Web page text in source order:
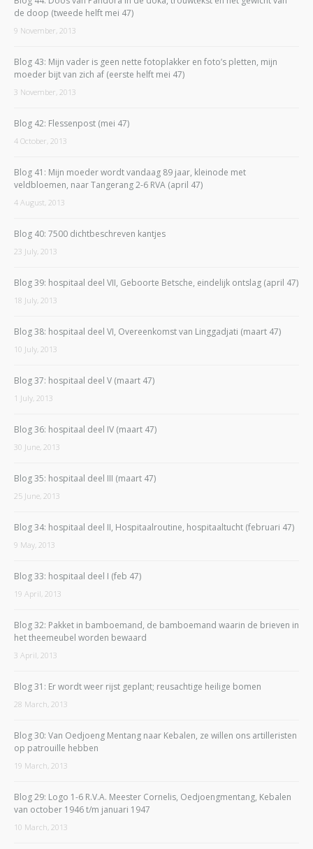
de doop (tweede helft mei 47)
9 November, 2013
Blog 43: Mijn vader is geen nette fotoplakker en foto’s pletten, mijn
moeder bijt van zich af (eerste helft mei 47)
3 November, 2013
Blog 42: Flessenpost (mei 47)
4 October, 2013
Blog 41: Mijn moeder wordt vandaag 89 jaar, kleinode met
veldbloemen, naar Tangerang 2-6 RVA (april 47)
4 August, 2013
Blog 40: 7500 dichtbeschreven kantjes
23 July, 2013
Blog 39: hospitaal deel VII, Geboorte Betsche, eindelijk ontslag (april 47)
18 July, 2013
Blog 38: hospitaal deel VI, Overeenkomst van Linggadjati (maart 47)
10 July, 2013
Blog 37: hospitaal deel V (maart 47)
1 July, 2013
Blog 36: hospitaal deel IV (maart 47)
30 June, 2013
Blog 35: hospitaal deel III (maart 47)
25 June, 2013
Blog 34: hospitaal deel II, Hospitaalroutine, hospitaaltucht (februari 47)
9 May, 2013
Blog 33: hospitaal deel I (feb 47)
19 April, 2013
Blog 32: Pakket in bamboemand, de bamboemand waarin de brieven in
het theemeubel worden bewaard
3 April, 2013
Blog 31: Er wordt weer rijst geplant; reusachtige heilige bomen
28 March, 2013
Blog 30: Van Oedjoeng Mentang naar Kebalen, ze willen ons artilleristen
op patrouille hebben
19 March, 2013
Blog 29: Logo 1-6 R.V.A. Meester Cornelis, Oedjoengmentang, Kebalen
van october 1946 t/m januari 1947
10 March, 2013